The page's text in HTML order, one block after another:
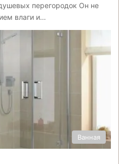
перегородок Он не
влаги и…
Ванная